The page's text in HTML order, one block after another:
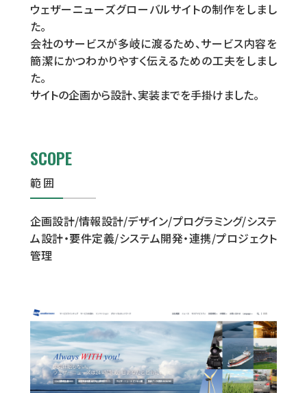
ウェザーニューズグローバルサイトの制作をしまし
た。
会社のサービスが多岐に渡るため、サービス内容を
簡潔にかつわかりやすく伝えるための工夫をしまし
た。
サイトの企画から設計、実装までを手掛けました。
SCOPE
範囲
企画設計/情報設計/デザイン/プログラミング/システ
ム設計・要件定義/システム開発・連携/プロジェクト
管理